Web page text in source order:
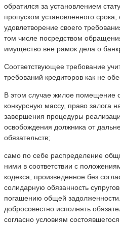
обратился за установлением
пропуском установленного
удовлетворение своего
том числе посредством
имущество вне рамок дела о
Соответствующее требование
требований кредиторов как не
В этом случае жилое помещение
конкурсную массу, право залога
завершения процедуры
освобождения должника от
обязательств;
само по себе распределение
ними в соответствии с
кодекса, произведенное без
солидарную обязанность
погашению общей
добросовестно исполнять
согласно условиям